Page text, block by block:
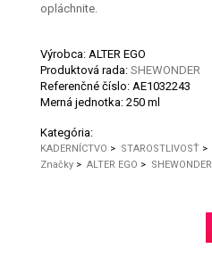
opláchnite.
Výrobca: ALTER EGO
Produktová rada: SHEWONDER
Referenčné číslo: AE1032243
Merná jednotka: 250 ml
Kategória:
KADERNÍCTVO > STAROSTLIVOSŤ >
Značky > ALTER EGO > SHEWONDER